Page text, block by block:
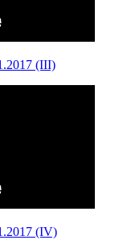
(III)
(IV)